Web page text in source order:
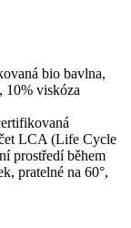
bio bavlna,
10% viskóza
LCA (Life Cycle
prostředí během
pratelné na 60°,